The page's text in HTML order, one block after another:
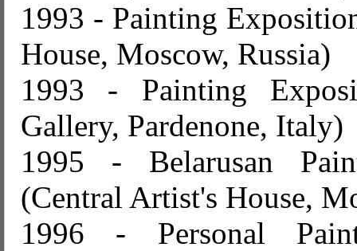
1993 - Painting
House, Moscow, Russia)
1993 - Painting
Gallery, Pardenone, Italy)
1995 - Belarusan
(Central Artist's House,
1996 - Personal